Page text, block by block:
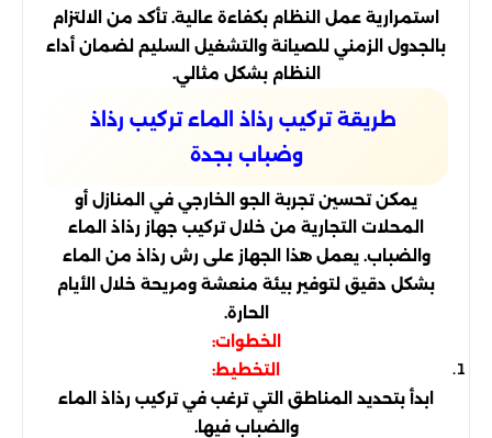
استمرارية عمل النظام بكفاءة عالية. تأكد من الالتزام
بالجدول الزمني للصيانة والتشغيل السليم لضمان أداء
النظام بشكل مثالي.
طريقة تركيب رذاذ الماء تركيب رذاذ
وضباب بجدة
يمكن تحسين تجربة الجو الخارجي في المنازل أو
المحلات التجارية من خلال تركيب جهاز رذاذ الماء
والضباب. يعمل هذا الجهاز على رش رذاذ من الماء
بشكل دقيق لتوفير بيئة منعشة ومريحة خلال الأيام
الحارة.
الخطوات:
التخطيط:
ابدأ بتحديد المناطق التي ترغب في تركيب رذاذ الماء
والضباب فيها.